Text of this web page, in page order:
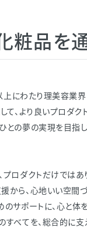
粧品を
にわたり理美容業界
て、より良いプロダ
との夢の実現を目指
プロダクトだけでは
から、心地いい空間
のサポートに、心と
べてを、総合的に支